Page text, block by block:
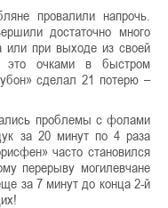
провалили напрочь.
достаточно много
или при выходе из своей
очками в быстром
сделал 21 потерю –
проблемы с фолами
за 20 минут по 4 раза
часто становился
перерыву могилевчане
за 7 минут до конца 2-й